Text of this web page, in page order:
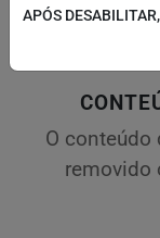
O conteúdo
removido
APÓS